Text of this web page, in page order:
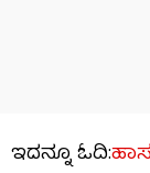
ಇದನ್ನೂ ಓದಿ: